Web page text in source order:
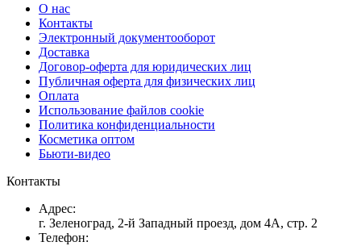
О нас
Контакты
Электронный документооборот
Доставка
Договор-оферта для юридических лиц
Публичная оферта для физических лиц
Оплата
Использование файлов cookie
Политика конфиденциальности
Косметика оптом
Бьюти-видео
Контакты
Адрес:
г. Зеленоград, 2-й Западный проезд, дом 4А, стр. 2
Телефон: